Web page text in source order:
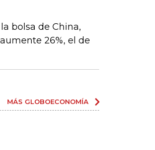
bolsa de China,
26%, el de
MÁS GLOBOECONOMÍA